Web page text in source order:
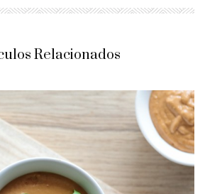
Relacionados